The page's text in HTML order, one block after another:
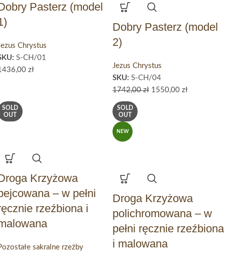
Pasterz (model
Chrystus
S-CH/01
zł
Dobry Pasterz (model
2)
Jezus Chrystus
SKU: S-CH/04
1742,00zł 1550,00 zł
SOLD
OUT
Krzyżowa
– w pełni
rzeźbiona i
sakralne rzeźby
SOLD
OUT
NEW
Droga Krzyżowa
polichromowana – w
pełni ręcznie rzeźbiona
i malowana